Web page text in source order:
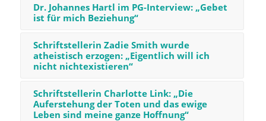
Dr. Johannes Hartl im PG-Interview: „Gebet
ist für mich Beziehung“
Schriftstellerin Zadie Smith wurde
atheistisch erzogen: „Eigentlich will ich
nicht nichtexistieren“
Schriftstellerin Charlotte Link: „Die
Auferstehung der Toten und das ewige
Leben sind meine ganze Hoffnung“